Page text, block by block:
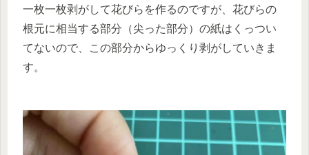
一枚一枚剥がして花びらを作るのですが、花びらの
根元に相当する部分（尖った部分）の紙はくっつい
てないので、この部分からゆっくり剥がしていきま
す。